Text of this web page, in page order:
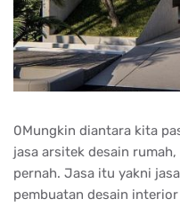
0Mungkin diantara kita
jasa arsitek desain
pernah. Jasa itu yakni
pembuatan desain